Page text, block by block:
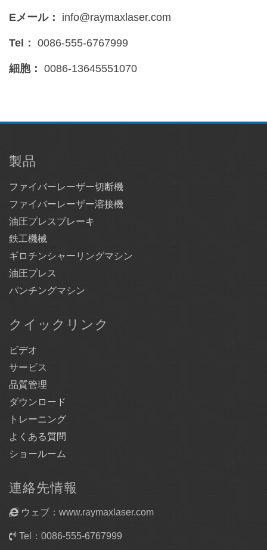
Eメール： info@raymaxlaser.com
Tel： 0086-555-6767999
細胞： 0086-13645551070
製品
ファイバーレーザー切断機
ファイバーレーザー溶接機
油圧プレスブレーキ
鉄工機械
ギロチンシャーリングマシン
油圧プレス
パンチングマシン
クイックリンク
ビデオ
サービス
品質管理
ダウンロード
トレーニング
よくある質問
ショールーム
連絡先情報
ウェブ：www.raymaxlaser.com
Tel：0086-555-6767999